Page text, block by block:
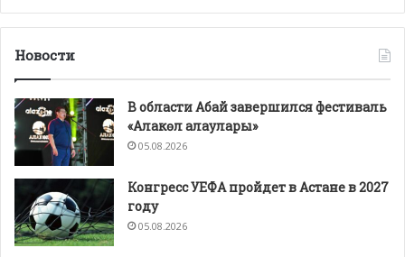
Новости
В области Абай завершился фестиваль
«Алакөл алаулары»
05.08.2026
Конгресс УЕФА пройдет в Астане в 2027
году
05.08.2026